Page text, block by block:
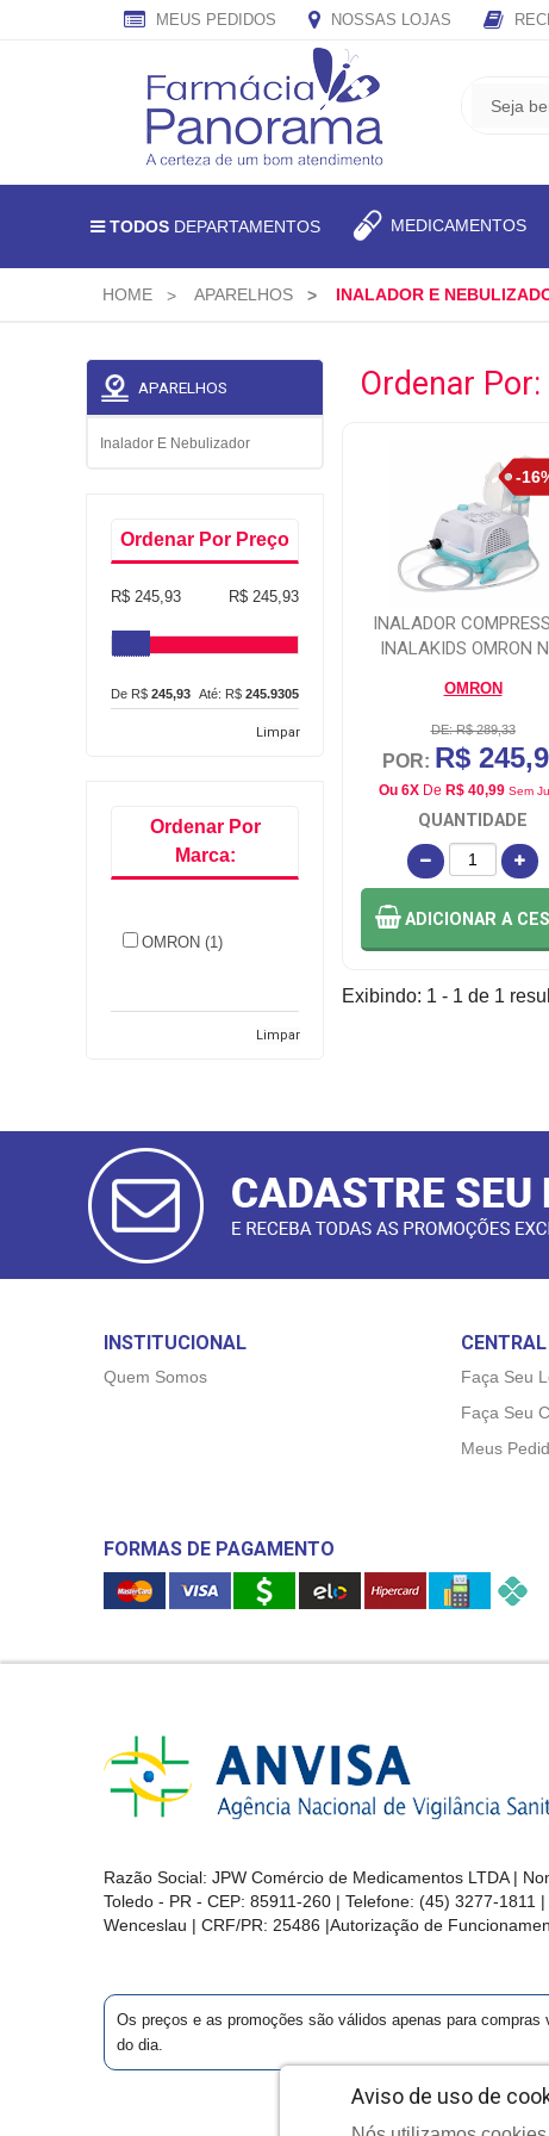
MEUS PEDIDOS NOSSAS LOJAS
TODOS DEPARTAMENTOS MEDICAMENTOS
HOME APARELHOS INALADOR E
APARELHOS
Inalador E Nebulizador
Ordenar Por Preço
R$ 245,93 R$ 245,93
De R$ 245,93 Até: R$ 245.9305
Limpar
Ordenar Por
Marca:
OMRON (1)
Limpar
Ordenar Por:
INALADOR
INALAKIDS OMRON
OMRON
DE: R$ 289,33
POR: R$
Ou 6X De R$ 40,99 Sem
QUANTIDADE
ADICIONAR A
Exibindo: 1 - 1 de 1
CADASTRE
SEU
MAIL
RECEBA
PROMOÇÕES
CADASTRAR
E-MAIL
INSTITUCIONAL
Quem Somos
Faça Seu
Faça Seu
Meus
FORMAS DE PAGAMENTO
Razão Social: JPW Comércio de Medicamentos LTDA |
Toledo - PR - CEP: 85911-260 | Telefone: (45) 3277-
Wenceslau | CRF/PR: 25486 |Autorização de
Os preços e as promoções são válidos apenas para
do dia.
Aviso de uso de